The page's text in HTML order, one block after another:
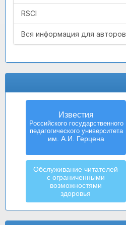
RSCI
Вся информация для авторов
Известия
Российского государственного
педагогического университета
им. А.И. Герцена
Обслуживание читателей
с ограниченными
возможностями
здоровья